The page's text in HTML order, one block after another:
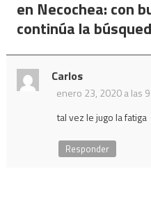
entradas
en Necochea: con
continúa la
Carlos
enero 23, 2020 a las
tal vez le jugo la fatiga
Responder